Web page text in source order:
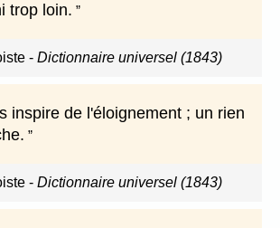
trop loin.
- Dictionnaire universel (1843)
inspire de l'éloignement ; un rien
- Dictionnaire universel (1843)